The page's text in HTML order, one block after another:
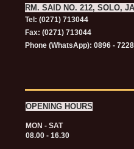
RM. SAID NO. 212, SOLO,
Tel: (0271) 713044
Fax: (0271) 713044
Phone (WhatsApp): 0896 -
OPENING HOURS
MON - SAT
08.00 - 16.30